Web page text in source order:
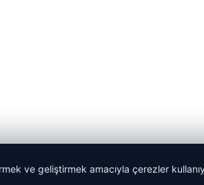
ve geliştirmek amacıyla çerezler